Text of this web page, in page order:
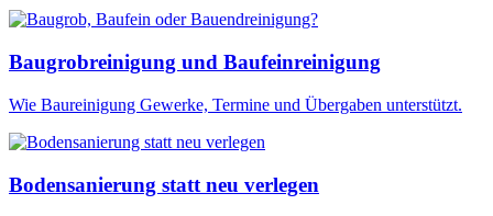
Baugrobreinigung und Baufeinreinigung
Wie Baureinigung Gewerke, Termine und Übergaben unterstützt.
Bodensanierung statt neu verlegen